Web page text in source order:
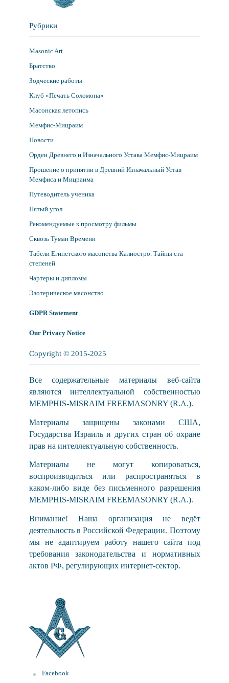
Рубрики
Masonic Art
Братство
Зодческие работы
Клуб «Печать Соломона»
Масонская летопись
Мемфис-Мицраим
Новости
Орден Древнего и Изначального Устава Мемфис-Мицраим
Прошение о принятии в Древний Изначальный Устав
Мемфиса и Мицраима
Путеводитель ученика
Пятый угол
Рекомендуемые к просмотру фильмы
Сквозь Туман Времени
Табели Египетского масонства Калиостро. Тайны ста
степеней
Чартеры и дипломы
Эзотерическое масонство
GDPR Statement
Our Privacy Notice
Copyright © 2015-2025
Все содержательные материалы веб-сайта
являются интеллектуальной собственностью
MEMPHIS-MISRAIM FREEMASONRY (R.A.).
Материалы защищены законами США,
Государства Израиль и других стран об охране
прав на интеллектуальную собственность.
Материалы не могут копироваться,
воспроизводиться или распространяться в
каком-либо виде без письменного разрешения
MEMPHIS-MISRAIM FREEMASONRY (R.A.).
Внимание! Наша организация не ведёт
деятельность в Российской Федерации. Поэтому
мы не адаптируем работу нашего сайта под
требования законодательства и нормативных
актов РФ, регулирующих интернет-сектор.
Facebook